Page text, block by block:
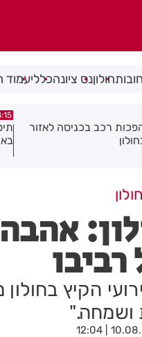
חולוןנס ציונהכלליעמוד
הרימו את חולון
הקיץ בחולון
ושמחה."
10.08.25 |